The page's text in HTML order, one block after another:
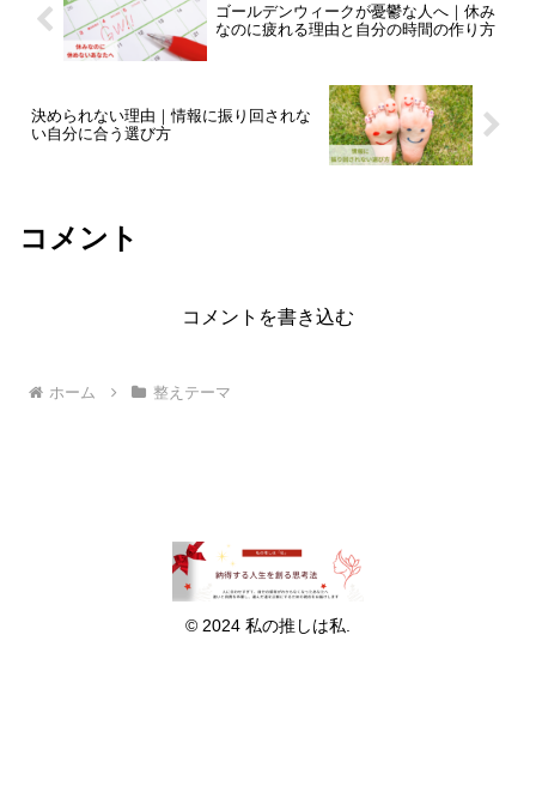
ゴールデンウィークが憂鬱な人へ｜休み
なのに疲れる理由と自分の時間の作り方
決められない理由｜情報に振り回されな
い自分に合う選び方
コメント
コメントを書き込む
ホーム 整えテーマ
© 2024 私の推しは私.